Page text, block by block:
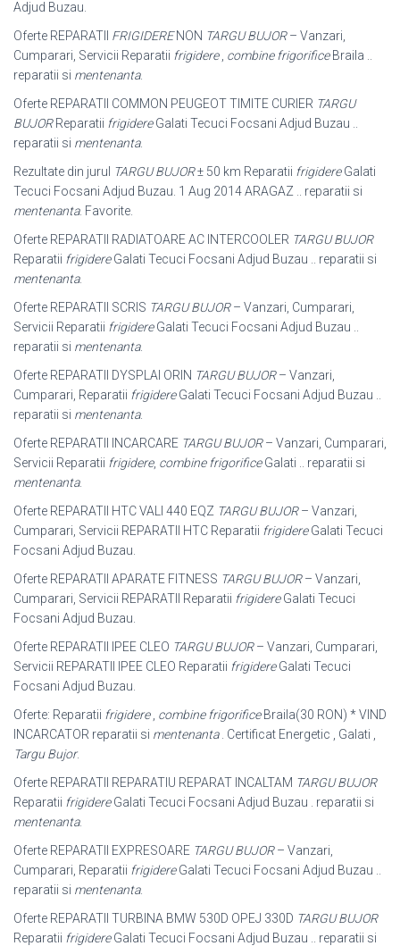
Adjud Buzau.
Oferte REPARATII FRIGIDERENON TARGU BUJOR– Vanzari,
Cumparari, Servicii Reparatii frigidere, combine frigorificeBraila ..
reparatii si mentenanta.
Oferte REPARATII COMMON PEUGEOT TIMITE CURIER TARGU
BUJORReparatii frigidereGalati Tecuci Focsani Adjud Buzau ..
reparatii si mentenanta.
Rezultate din jurul TARGU BUJOR± 50 km Reparatii frigidereGalati
Tecuci Focsani Adjud Buzau. 1 Aug 2014 ARAGAZ .. reparatii si
mentenanta. Favorite.
Oferte REPARATII RADIATOARE AC INTERCOOLER TARGU BUJOR
Reparatii frigidereGalati Tecuci Focsani Adjud Buzau .. reparatii si
mentenanta.
Oferte REPARATII SCRIS TARGU BUJOR– Vanzari, Cumparari,
Servicii Reparatii frigidereGalati Tecuci Focsani Adjud Buzau ..
reparatii si mentenanta.
Oferte REPARATII DYSPLAI ORIN TARGU BUJOR– Vanzari,
Cumparari, Reparatii frigidereGalati Tecuci Focsani Adjud Buzau ..
reparatii si mentenanta.
Oferte REPARATII INCARCARE TARGU BUJOR– Vanzari, Cumparari,
Servicii Reparatii frigidere, combine frigorificeGalati .. reparatii si
mentenanta.
Oferte REPARATII HTC VALI 440 EQZ TARGU BUJOR– Vanzari,
Cumparari, Servicii REPARATII HTC Reparatii frigidereGalati Tecuci
Focsani Adjud Buzau
Oferte REPARATII APARATE FITNESS TARGU BUJOR– Vanzari,
Cumparari, Servicii REPARATII Reparatii frigidereGalati Tecuci
Focsani Adjud Buzau.
Oferte REPARATII IPEE CLEO TARGU BUJOR– Vanzari, Cumparari,
Servicii REPARATII IPEE CLEO Reparatii frigidereGalati Tecuci
Focsani Adjud Buzau.
Oferte: Reparatii frigidere, combine frigorificeBraila(30 RON) * VIND
INCARCATOR reparatii si mentenanta. Certificat Energetic , Galati ,
Targu Bujor.
Oferte REPARATII REPARATIU REPARAT INCALTAM TARGU BUJOR
Reparatii frigidereGalati Tecuci Focsani Adjud Buzau . reparatii si
mentenanta.
Oferte REPARATII EXPRESOARE TARGU BUJOR– Vanzari,
Cumparari, Reparatii frigidereGalati Tecuci Focsani Adjud Buzau ..
reparatii si mentenanta.
Oferte REPARATII TURBINA BMW 530D OPEJ 330D TARGU BUJOR
Reparatii frigidereGalati Tecuci Focsani Adjud Buzau .. reparatii si